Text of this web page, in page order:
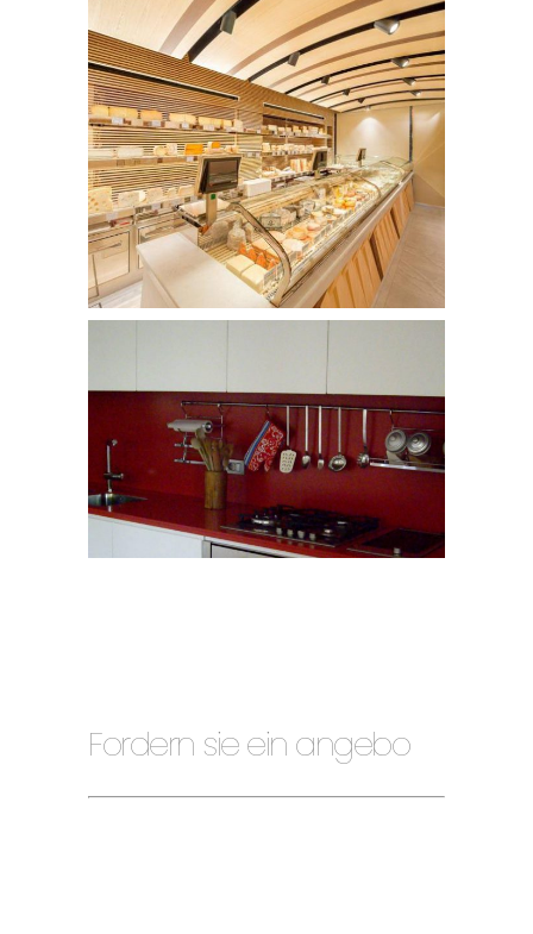
Negozio a Parigi
/NEGOZI
Appartamento Milano prog.3
APPARTAMENTI
Fordern sie ein angebo